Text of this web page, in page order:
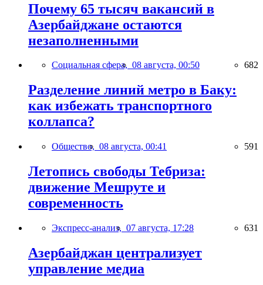
Почему 65 тысяч вакансий в
Азербайджане остаются
незаполненными
Социальная сфера, 08 августа, 00:50 682
Разделение линий метро в Баку:
как избежать транспортного
коллапса?
Общество, 08 августа, 00:41 591
Летопись свободы Тебриза:
движение Мешруте и
современность
Экспресс-анализ, 07 августа, 17:28 631
Азербайджан централизует
управление медиа